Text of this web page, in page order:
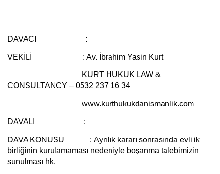
DAVACI :
VEKİLİ : Av. İbrahim Yasin Kurt
KURT HUKUK LAW &
CONSULTANCY – 0532 237 16 34
www.kurthukukdanismanlik.com
DAVALI :
DAVA KONUSU : Ayrılık kararı sonrasında evlilik
birliğinin kurulamaması nedeniyle boşanma talebimizin
sunulması hk.